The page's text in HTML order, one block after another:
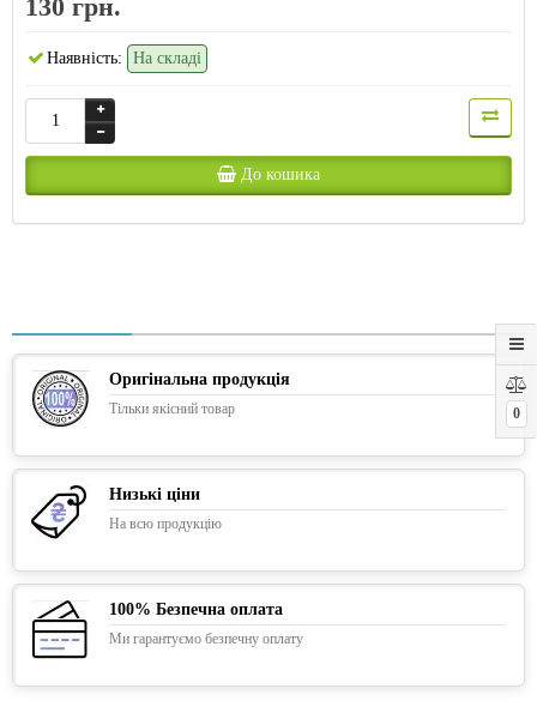
0
130 грн.
Наявність: На складі
До кошика
Оригінальна продукція
Тільки якісний товар
Низькі ціни
На всю продукцію
100% Безпечна оплата
Ми гарантуємо безпечну оплату